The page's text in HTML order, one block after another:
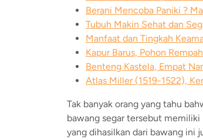
Berani Mencoba Paniki ?
Tubuh Makin Sehat dan
Manfaat dan Tingkah
Kapur Barus, Pohon
Benteng Kastela, Empat
Atlas Miller (1519-1522),
Tak banyak orang yang tahu
bawang segar tersebut
yang dihasilkan dari bawang ini